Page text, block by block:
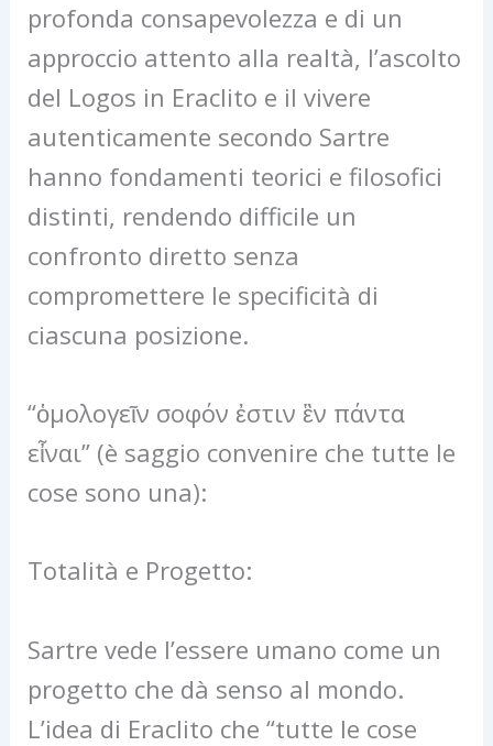
profonda consapevolezza e di un
approccio attento alla realtà, l’ascolto
del Logos in Eraclito e il vivere
autenticamente secondo Sartre
hanno fondamenti teorici e filosofici
distinti, rendendo difficile un
confronto diretto senza
compromettere le specificità di
ciascuna posizione.
“ὁμολογεῖν σοφόν ἐστιν ἓν πάντα
εἶναι” (è saggio convenire che tutte le
cose sono una):
Totalità e Progetto:
Sartre vede l’essere umano come un
progetto che dà senso al mondo.
L’idea di Eraclito che “tutte le cose